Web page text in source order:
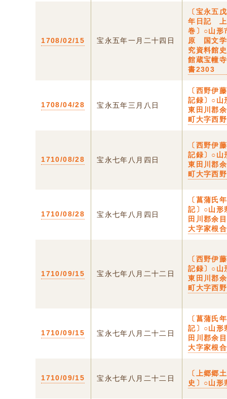
1708/02/15 宝永五年一月二十四日
〔宝永五
年日記 上
巻〕○山形
原 国文
究資料館
館蔵宝幢
書2303
1708/04/28 宝永五年三月八日
〔西野伊
記録〕○山
東田川郡
町大字西野
1710/08/28 宝永七年八月四日
〔西野伊
記録〕○山
東田川郡
町大字西野
1710/08/28 宝永七年八月四日
〔菖蒲氏
記〕○山形
田川郡余
大字家根合
1710/09/15 宝永七年八月二十二日
〔西野伊
記録〕○山
東田川郡
町大字西野
1710/09/15 宝永七年八月二十二日
〔菖蒲氏
記〕○山形
田川郡余
大字家根合
1710/09/15 宝永七年八月二十二日
〔上郷郷土
史〕○山形